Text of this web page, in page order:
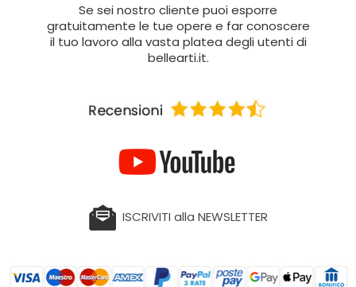
Se sei nostro cliente puoi esporre
gratuitamente le tue opere e far conoscere
il tuo lavoro alla vasta platea degli utenti di
bellearti.it.
ISCRIVITI alla NEWSLETTER